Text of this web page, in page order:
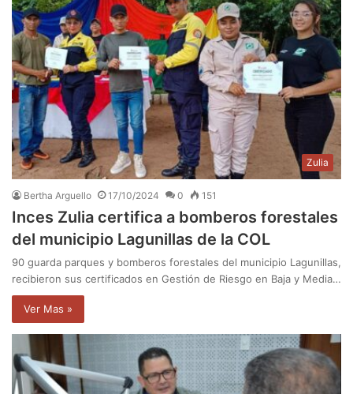
Zulia
Bertha Arguello 17/10/2024 0 151
Inces Zulia certifica a bomberos forestales
del municipio Lagunillas de la COL
90 guarda parques y bomberos forestales del municipio Lagunillas,
recibieron sus certificados en Gestión de Riesgo en Baja y Media…
Ver Mas »